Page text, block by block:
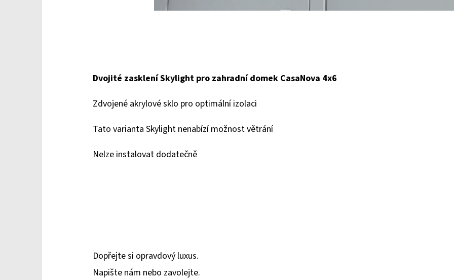
Dvojité zasklení Skylight pro zahradní domek CasaNova 4x6
Zdvojené akrylové sklo pro optimální izolaci
Tato varianta Skylight nenabízí možnost větrání
Nelze instalovat dodatečně
Dopřejte si opravdový luxus.
Napište nám nebo zavolejte.